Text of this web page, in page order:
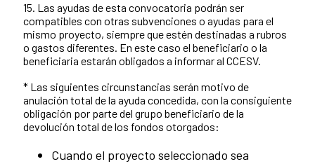
15. Las ayudas de esta convocatoria podrán ser
compatibles con otras subvenciones o ayudas para el
mismo proyecto, siempre que estén destinadas a rubros
o gastos diferentes. En este caso el beneficiario o la
beneficiaria estarán obligados a informar al CCESV.
* Las siguientes circunstancias serán motivo de
anulación total de la ayuda concedida, con la consiguiente
obligación por parte del grupo beneficiario de la
devolución total de los fondos otorgados:
Cuando el proyecto seleccionado sea